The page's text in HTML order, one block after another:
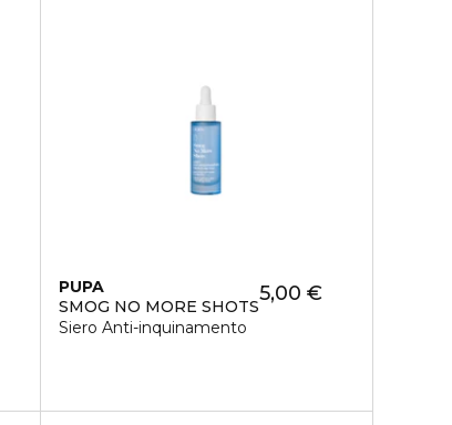
PUPA
SMOG NO MORE SHOTS
Siero Anti-inquinamento
5,00 €